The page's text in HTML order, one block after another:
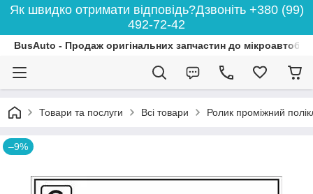
Як швидко отримати відповідь?Дзвоніть +380 (99)
492-72-42
BusAuto - Продаж оригінальних запчастин до
Товари та послуги Всі товари Ролик проміжний
–9%